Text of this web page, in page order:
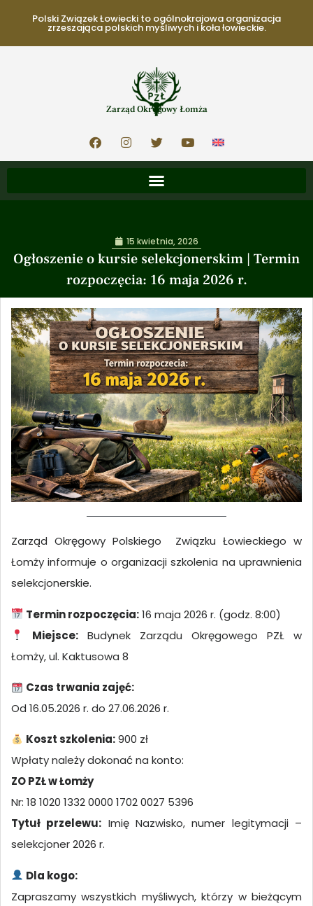
Polski Związek Łowiecki to ogólnokrajowa organizacja
zrzeszająca polskich myśliwych i koła łowieckie.
Zarząd Okręgowy Łomża
Ogłoszenie o kursie selekcjonerskim | Termin
rozpoczęcia: 16 maja 2026 r.
15 kwietnia, 2026
Zarząd Okręgowy Polskiego Związku Łowieckiego w
Łomży informuje o organizacji szkolenia na uprawnienia
selekcjonerskie.
Termin rozpoczęcia:16 maja 2026 r. (godz. 8:00)
Miejsce: Budynek Zarządu Okręgowego PZŁ w
Łomży, ul. Kaktusowa 8
Czas trwania zajęć:
Od 16.05.2026 r. do 27.06.2026 r.
Koszt szkolenia:900 zł
Wpłaty należy dokonać na konto:
ZO PZŁ w Łomży
Nr: 18 1020 1332 0000 1702 0027 5396
Tytuł przelewu: Imię Nazwisko, numer legitymacji –
selekcjoner 2026 r.
Dla kogo:
Zapraszamy wszystkich myśliwych, którzy w bieżącym